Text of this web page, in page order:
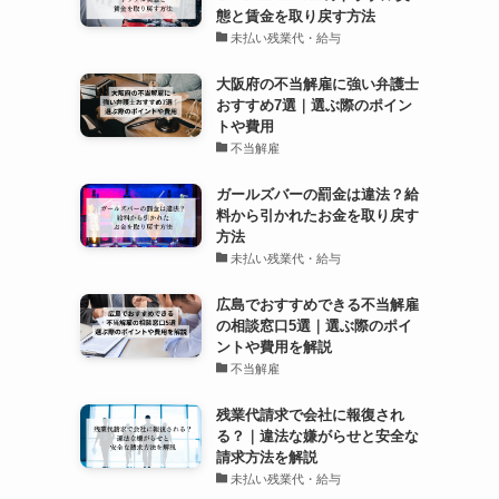
態と賃金を取り戻す方法
未払い残業代・給与
大阪府の不当解雇に強い弁護士
おすすめ7選｜選ぶ際のポイン
トや費用
不当解雇
ガールズバーの罰金は違法？給
料から引かれたお金を取り戻す
方法
未払い残業代・給与
広島でおすすめできる不当解雇
の相談窓口5選｜選ぶ際のポイ
ントや費用を解説
不当解雇
残業代請求で会社に報復され
る？｜違法な嫌がらせと安全な
請求方法を解説
未払い残業代・給与